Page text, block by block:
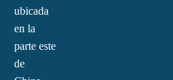
ubicada
en la
parte este
de